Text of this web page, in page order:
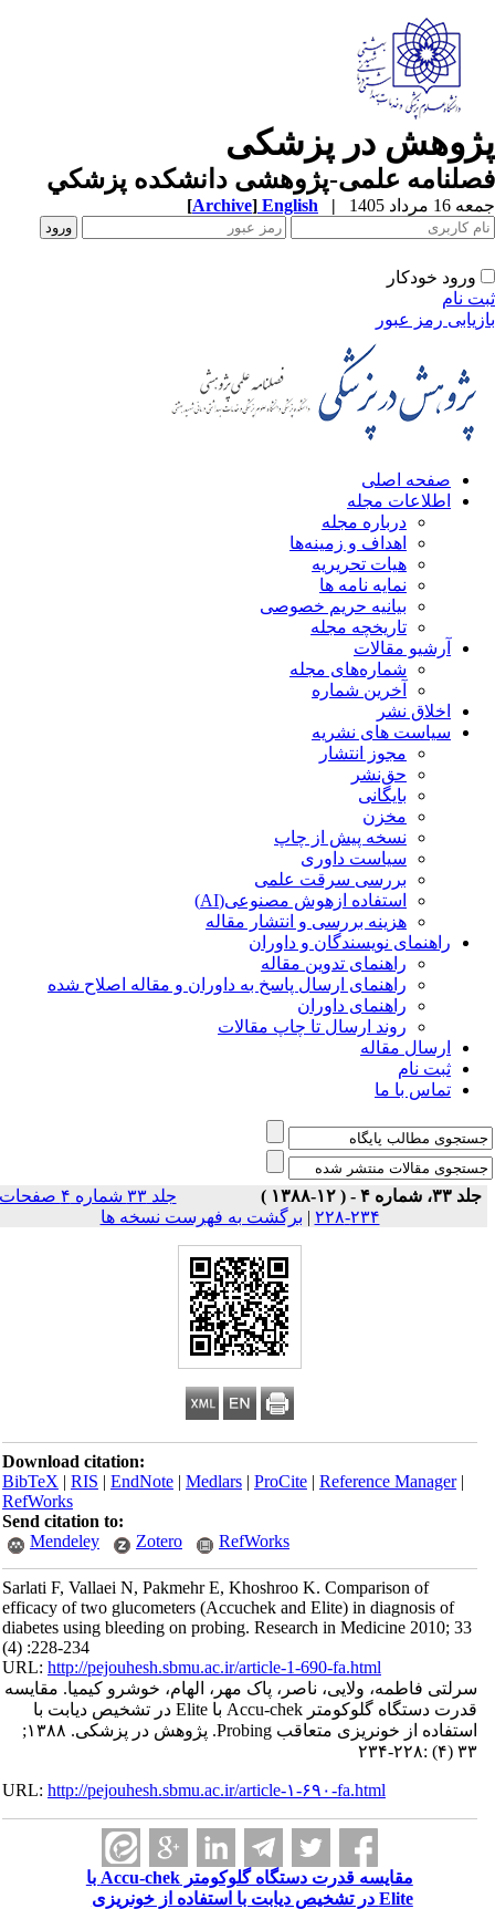
در پزشکی
علمی-پژوهشی دانشکده پزشکي
مرداد 1405 |
English
[Archive]
ورود خودکار
نام
رمز عبور
صفحه اصلی
اطلاعات مجله
درباره مجله
اهداف و زمینه‌ها
هیات تحریریه
نمایه نامه ها
بیانیه حریم خصوصی
تاریخچه مجله
آرشیو مقالات
شماره‌های مجله
آخرین شماره
اخلاق نشر
سیاست های نشریه
مجوز انتشار
حق‌نشر
بایگانی
مخزن
نسخه پیش از چاپ
سیاست داوری
بررسی سرقت علمی
استفاده ازهوش مصنوعی(AI)
هزینه بررسی و انتشار مقاله
راهنمای نویسندگان و داوران
راهنمای تدوین مقاله
راهنمای ارسال پاسخ به داوران و مقاله اصلاح شده
راهنمای داوران
روند ارسال تا چاپ مقالات
ارسال مقاله
ثبت نام
تماس با ما
جلد ۳۳، شماره ۴ - ( ۱۲-۱۳۸۸ )
جلد ۳۳ شماره ۴ صفحات
۲۳۴-۲۲۸
|برگشت به فهرست نسخه ها
Download citation:
BibTeX|RIS|EndNote|Medlars|ProCite|Reference Manager
RefWorks
Send citation to:
Mendeley
Zotero RefWorks
Sarlati F, Vallaei N, Pakmehr E, Khoshroo K. Comparison of
efficacy of two glucometers (Accuchek and Elite) in diagnosis of
diabetes using bleeding on probing. Research in Medicine 2010; 33
(4) :228-234
URL:http://pejouhesh.sbmu.ac.ir/article-1-690-fa.html
سرلتی فاطمه، ولایی، ناصر، پاک مهر، الهام، خوشرو کیمیا. مقایسه
قدرت دستگاه گلوکومتر Accu-chek با Elite در تشخیص دیابت با
استفاده از خونریزی متعاقب Probing. پژوهش در پزشکی. ۱۳۸۸;
۳۳ (۴) :۲۲۸-۲۳۴
URL:http://pejouhesh.sbmu.ac.ir/article-۱-۶۹۰-fa.html
مقایسه قدرت دستگاه گلوکومتر Accu-chek با
Elite در تشخیص دیابت با استفاده از خونریزی